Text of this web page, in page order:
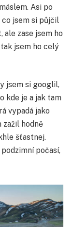
Asi po
jsem si půjčil
ale zase jsem ho
jsem ho celý
jsem si googlil,
kde je a jak tam
vypadá jako
zažil hodně
šťastnej.
počasí,